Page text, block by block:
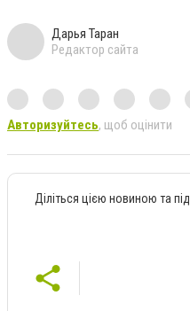
Дарья Таран
Редактор сайта
Авторизуйтесь, щоб оцінити
Діліться цією новиною та